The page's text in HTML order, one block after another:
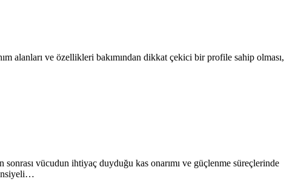
alanları ve özellikleri bakımından dikkat çekici bir profile sahip olması,
vücudun ihtiyaç duyduğu kas onarımı ve güçlenme süreçlerinde